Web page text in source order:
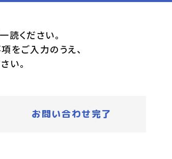
読ください。
をご入力のうえ、
い。
お問い合わせ完了